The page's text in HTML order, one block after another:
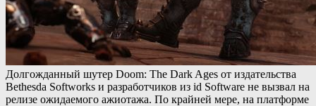
Долгожданный шутер Doom: The Dark Ages от издательства
Bethesda Softworks и разработчиков из id Software не вызвал на
релизе ожидаемого ажиотажа. По крайней мере, на платформе